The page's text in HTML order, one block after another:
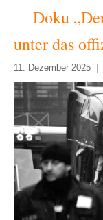
Doku
unter das
11. Dezember 2025